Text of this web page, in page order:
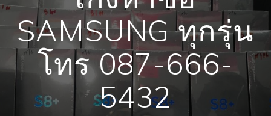
SAMSUNG ทุกรุ่น
โทร 087-666-
5432